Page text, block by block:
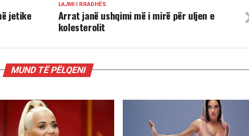
LAJMI I RRADHËS
Arrat janë ushqimi më i mirë për uljen e
kolesterolit
jetike
MUND TË PËLQENI